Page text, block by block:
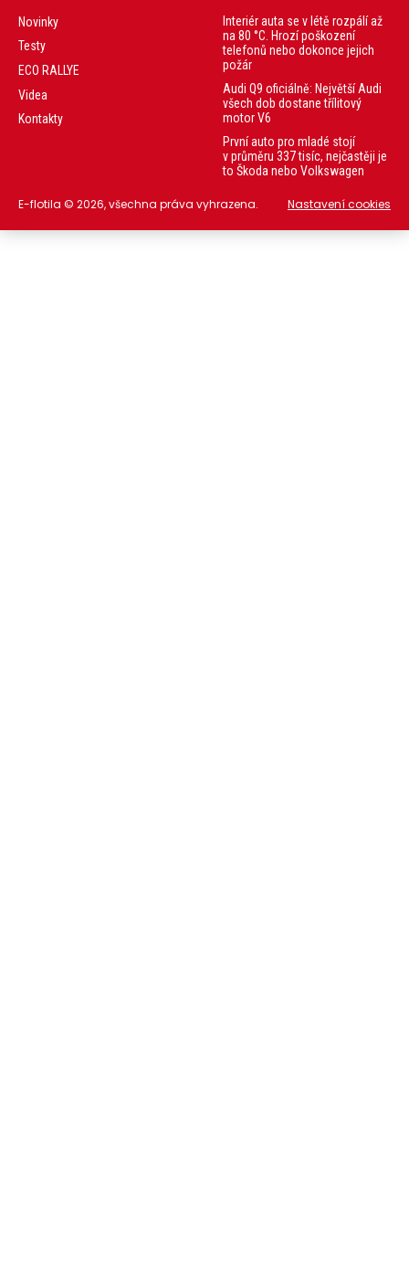
Novinky
Testy
ECO RALLYE
Videa
Kontakty
Interiér auta se v létě rozpálí až
na 80 °C. Hrozí poškození
telefonů nebo dokonce jejich
požár
Audi Q9 oficiálně: Největší Audi
všech dob dostane třílitový
motor V6
První auto pro mladé stojí
v průměru 337 tisíc, nejčastěji je
to Škoda nebo Volkswagen
E-flotila © 2026, všechna práva vyhrazena. Nastavení cookies